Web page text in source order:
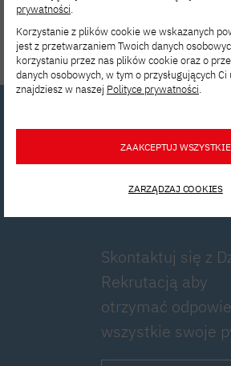
Skontaktuj
Skontaktuj się z
Rekrutacją aby
otrzymać
wszystkie swoje
prywatności.
Korzystanie z plików cookie we wskazanych
jest z przetwarzaniem Twoich danych
korzystaniu przez nas plików cookie oraz o
danych osobowych, w tym o przysługujących
znajdziesz w naszej Polityce prywatności.
ZAAKCEPTUJ WSZYSTKIE
ZARZĄDZAJ COOKIES